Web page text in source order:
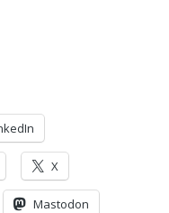
X
Mastodon